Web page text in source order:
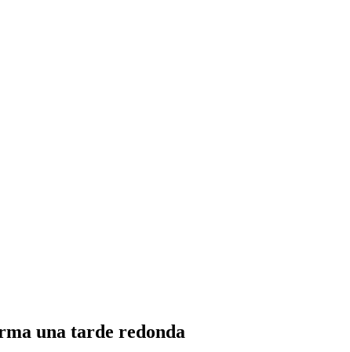
una tarde redonda